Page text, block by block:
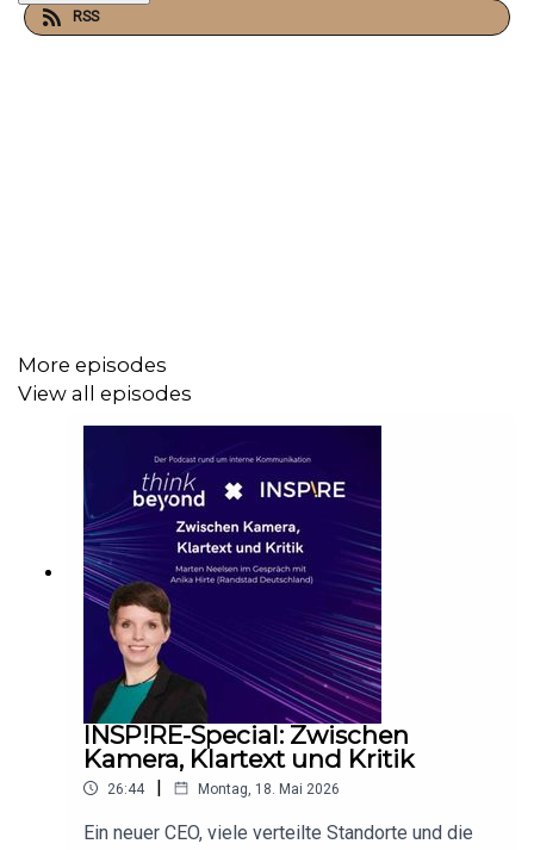
Wandel transparent zu gestalten. Wie kann die interne
Veränderungsprozessen in Organisationen
die Rolle von IK in Transformationsprozessen
Veränderungsbereitschaft und Change-Müdigkeit
gesellschaftliche Verantwortung von Unternehmen
ihre Sätze für den Erfolg.
Inspiration rund um die interne Kommunikation gibt es
auch im Online-Portal
beyond-ik.de.
Der Podcast wird produziert von
RSS
More episodes
View all episodes
INSP!RE-Special: Zwischen
Kamera, Klartext und Kritik
26:44 | Montag, 18. Mai 2026
Ein neuer CEO, viele verteilte Standorte und die